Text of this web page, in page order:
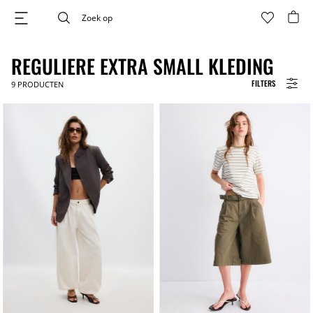
FILTERS
REGULIERE EXTRA SMALL KLEDING
9 PRODUCTEN